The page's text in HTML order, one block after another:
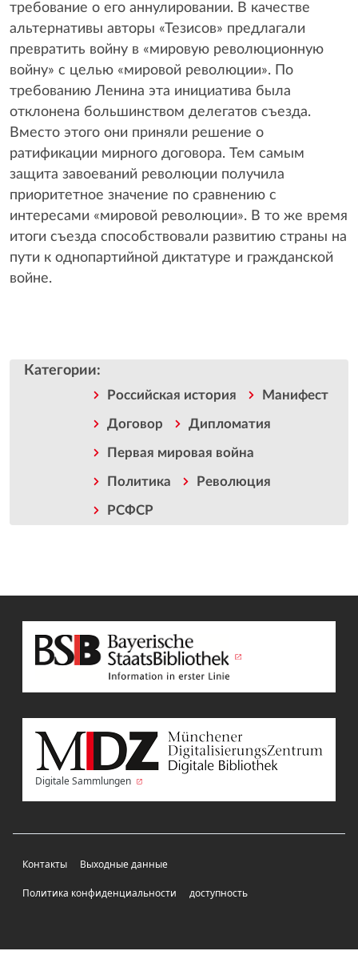
требование о его аннулировании. В качестве
альтернативы авторы «Тезисов» предлагали
превратить войну в «мировую революционную
войну» с целью «мировой революции». По
требованию Ленина эта инициатива была
отклонена большинством делегатов съезда.
Вместо этого они приняли решение о
ратификации мирного договора. Тем самым
защита завоеваний революции получила
приоритетное значение по сравнению с
интересами «мировой революции». В то же время
итоги съезда способствовали развитию страны на
пути к однопартийной диктатуре и гражданской
войне.
Категории:
Российская история Манифест
Договор Дипломатия
Первая мировая война
Политика Революция
РСФСР
Digitale Sammlungen
Контакты Выходные данные
Политика конфиденциальности доступность